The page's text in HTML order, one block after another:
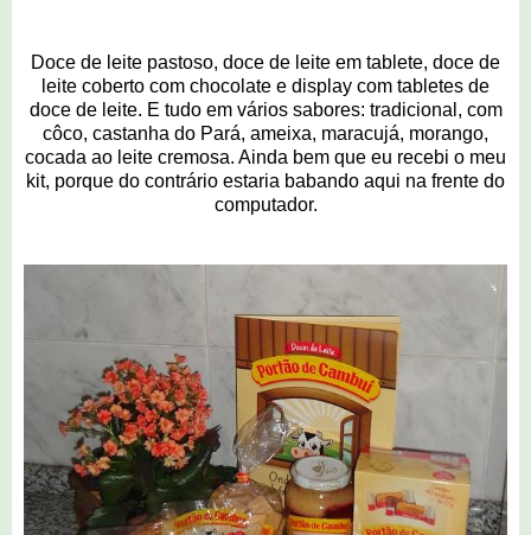
Doce de leite pastoso, doce de leite em tablete, doce de
leite coberto com chocolate e display com tabletes de
doce de leite. E tudo em vários sabores: tradicional, com
côco, castanha do Pará, ameixa, maracujá, morango,
cocada ao leite cremosa. Ainda bem que eu recebi o meu
kit, porque do contrário estaria babando aqui na frente do
computador.